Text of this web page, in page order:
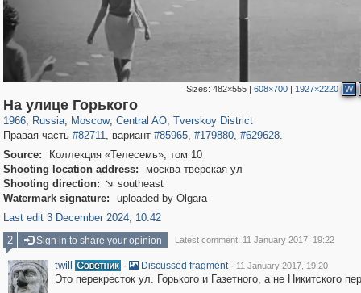
Sizes: 482×555| 608×700| 1927×2220 W
На улице Горького
1966, Russia
1,406,871 29,248
, Moscow
319,861 8,286
, Central AO
160,009 5,916
, Tverskoy District
Правая часть #82711, вариант #85965, #179880, #629628.
Source:
Коллекция «Телесемь», том 10
Shooting location address:
москва тверская ул
Shooting direction:  southeast
Watermark signature:
uploaded by Olgara
Last edit 3 December 2024, 10:42
2
Sign in to share your opinion Latest comment: 11 January 2017, 19:22
twill · Discussed fragment · 11 January 2017, 19:20
Это перекресток ул. Горького и Газетного, а не Никитского